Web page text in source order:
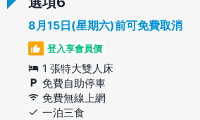
8月15日(星期六)前可免費取消
登入享會員價
1 張特大雙人床
免費自助停車
免費無線上網
一泊三食